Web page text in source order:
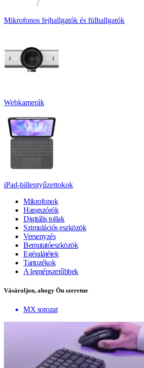
Mikrofonos fejhallgatók és fülhallgatók
Webkamerák
iPad-billentyűzettokok
Mikrofonok
Hangszórók
Digitális tollak
Szimulációs eszközök
Versenyzés
Bemutatóeszközök
Egéralátétek
Tartozékok
A legnépszerűbbek
Vásároljon, ahogy Ön szeretne
MX sorozat